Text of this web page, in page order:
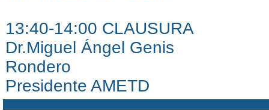
13:40-14:00 CLAUSURA
Dr.Miguel Ángel Genis
Rondero
Presidente AMETD